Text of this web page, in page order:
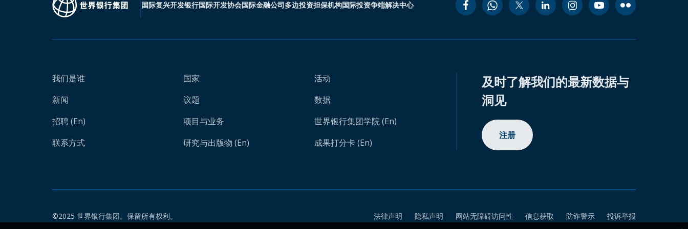
国际复兴开发银行国际开发协会国际金融公司多边投资担保机构国际投资争端解决中心
我们是谁
新闻
招聘 (En)
联系方式
国家
议题
项目与业务
研究与出版物 (En)
活动
数据
世界银行集团学院 (En)
成果打分卡 (En)
及时了解我们的最新数据与
洞见
注册
©2025 世界银行集团。保留所有权利。 法律声明 隐私声明 网站无障碍访问性 信息获取 防诈警示 投诉举报